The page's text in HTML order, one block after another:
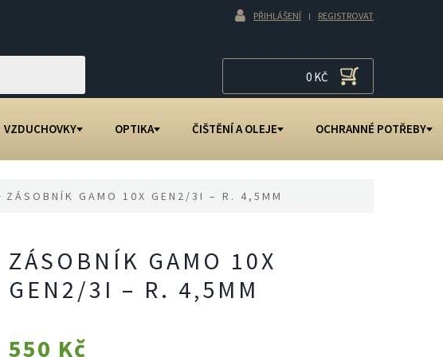
PŘIHLÁŠENÍ REGISTROVAT
0 KČ
VZDUCHOVKY OPTIKA ČIŠTĚNÍ A OLEJE OCHRANNÉ POTŘEBY
ZÁSOBNÍK GAMO 10X GEN2/3I – R. 4,5MM
ZÁSOBNÍK GAMO 10X
GEN2/3I – R. 4,5MM
550 Kč